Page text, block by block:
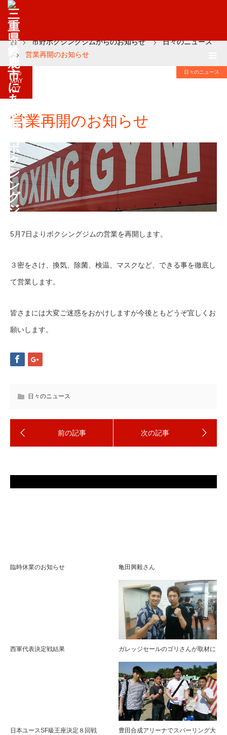
ホーム
市野ボクシングジムからのお知らせ
日々のニュース
営業再開のお知らせ
2020
MAY
07
日々のニュース
営業再開のお知らせ
5月7日よりボクシングジムの営業を再開します。
３密をさけ、換気、除菌、検温、マスクなど、できる事を徹底し
て営業します。
皆さまには大変ご迷惑をおかけしますが今後ともどうぞ宜しくお
願いします。
日々のニュース
臨時休業のお知らせ 亀田興毅さん
西軍代表決定戦結果 ガレッジセールのゴリさんが取材に
日本ユースSF級王座決定８回戦
豊田合成アリーナでスパーリング大